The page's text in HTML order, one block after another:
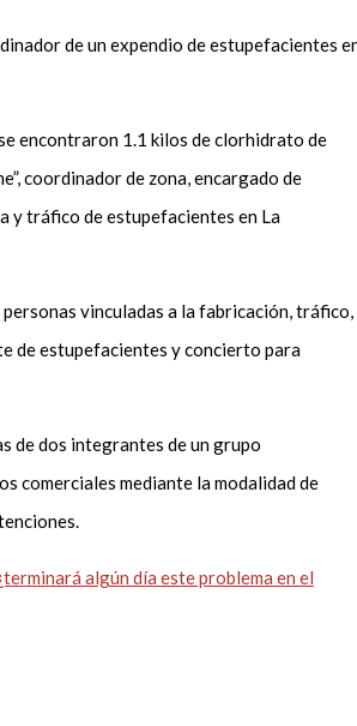
de un expendio de estupefacientes
encontraron 1.1 kilos de clorhidrato de
coordinador de zona, encargado de
y tráfico de estupefacientes en La
vinculadas a la fabricación, tráfico,
de estupefacientes y concierto para
de dos integrantes de un grupo
comerciales mediante la modalidad de
algún día este problema en el